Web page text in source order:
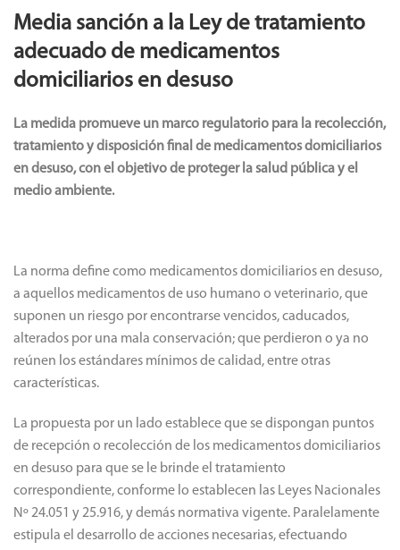
Media sanción a la Ley de tratamiento
adecuado de medicamentos
domiciliarios en desuso
La medida promueve un marco regulatorio para la recolección,
tratamiento y disposición final de medicamentos domiciliarios
en desuso, con el objetivo de proteger la salud pública y el
medio ambiente.
La norma define como medicamentos domiciliarios en desuso,
a aquellos medicamentos de uso humano o veterinario, que
suponen un riesgo por encontrarse vencidos, caducados,
alterados por una mala conservación; que perdieron o ya no
reúnen los estándares mínimos de calidad, entre otras
características.
La propuesta por un lado establece que se dispongan puntos
de recepción o recolección de los medicamentos domiciliarios
en desuso para que se le brinde el tratamiento
correspondiente, conforme lo establecen las Leyes Nacionales
Nº 24.051 y 25.916, y demás normativa vigente. Paralelamente
estipula el desarrollo de acciones necesarias, efectuando